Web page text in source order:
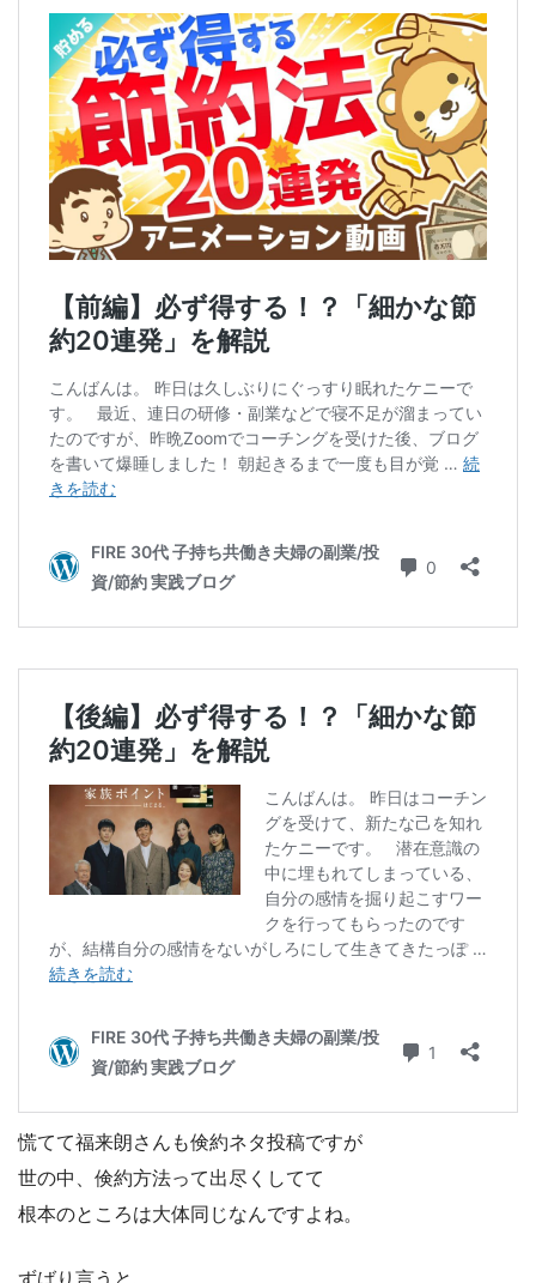
慌てて福来朗さんも倹約ネタ投稿ですが
世の中、倹約方法って出尽くしてて
根本のところは大体同じなんですよね。
ずばり言うと、